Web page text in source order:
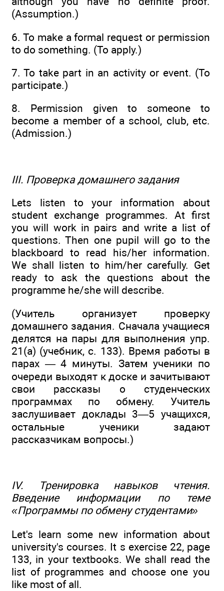
(Assumption.)
6. To make a formal request or permission
to do something. (To apply.)
7. To take part in an activity or event. (To
participate.)
8. Permission given to someone to
become a member of a school, club, etc.
(Admission.)
III. Проверка домашнего задания
Lets listen to your information about
student exchange programmes. At first
you will work in pairs and write a list of
questions. Then one pupil will go to the
blackboard to read his/her information.
We shall listen to him/her carefully. Get
ready to ask the questions about the
programme he/she will describe.
(Учитель организует проверку
домашнего задания. Сначала учащиеся
делятся на пары для выполнения упр.
21(a) (учебник, с. 133). Время работы в
парах — 4 минуты. Затем ученики по
очереди выходят к доске и зачитывают
свои рассказы о студенческих
программах по обмену. Учитель
заслушивает доклады 3—5 учащихся,
остальные ученики задают
рассказчикам вопросы.)
IV. Тренировка навыков чтения.
Введение информации по теме
«Программы по обмену студентами»
Let's learn some new information about
university's courses. It s exercise 22, page
133, in your textbooks. We shall read the
list of programmes and choose one you
like most of all.